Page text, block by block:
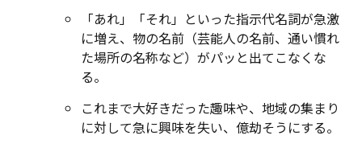
「あれ」「それ」といった指示代名詞が急激
に増え、物の名前（芸能人の名前、通い慣れ
た場所の名称など）がパッと出てこなくな
る。
これまで大好きだった趣味や、地域の集まり
に対して急に興味を失い、億劫そうにする。